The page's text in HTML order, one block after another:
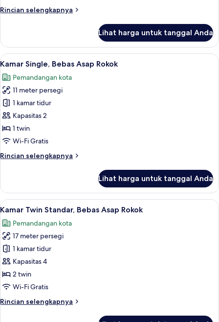
Rincian selengkapnya
Rincian
Kamar
Twin
Standar,
Merokok
Lihat harga untuk tanggal Anda
Lihat
semua
foto
untuk
Kamar
Single,
Bebas
Asap
Selimut bulu angsa, meja kerja, tirai
10
Kamar Single, Bebas Asap Rokok
Pemandangan kota
11 meter persegi
1 kamar tidur
Kapasitas 2
1 twin
Wi-Fi Gratis
Rincian selengkapnya
Rincian
Kamar
Single,
Bebas
Rokok
Lihat harga untuk tanggal Anda
Lihat
semua
foto
untuk
Kamar
Twin
Standar,
Bebas
Rokok
Selimut bulu angsa, meja kerja, tirai
10
Kamar Twin Standar, Bebas Asap Rokok
Pemandangan kota
17 meter persegi
1 kamar tidur
Kapasitas 4
2 twin
Wi-Fi Gratis
Rincian selengkapnya
Rincian